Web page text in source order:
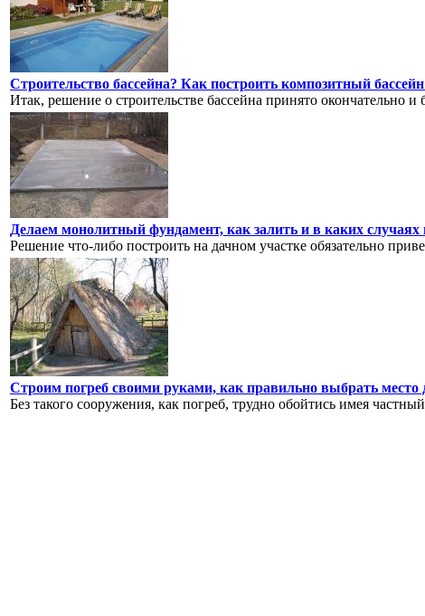
Строительство бассейна? Как построить композитный
Итак, решение о строительстве бассейна принято окончательно и
Делаем монолитный фундамент, как залить и в каких случаях
Решение что-либо построить на дачном участке обязательно
Строим погреб своими руками, как правильно выбрать место
Без такого сооружения, как погреб, трудно обойтись имея